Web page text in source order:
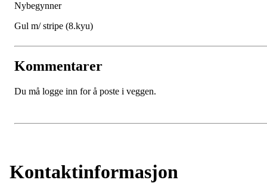
Nybegynner
Gul m/ stripe (8.kyu)
Kommentarer
Du må logge inn for å poste i veggen.
Kontaktinformasjon